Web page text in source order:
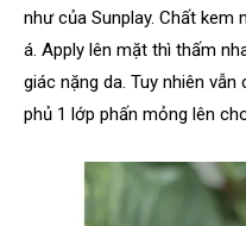
như của Sunplay. Chất kem
á. Apply lên mặt thì thấm
giác nặng da. Tuy nhiên
phủ 1 lớp phấn mỏng lên